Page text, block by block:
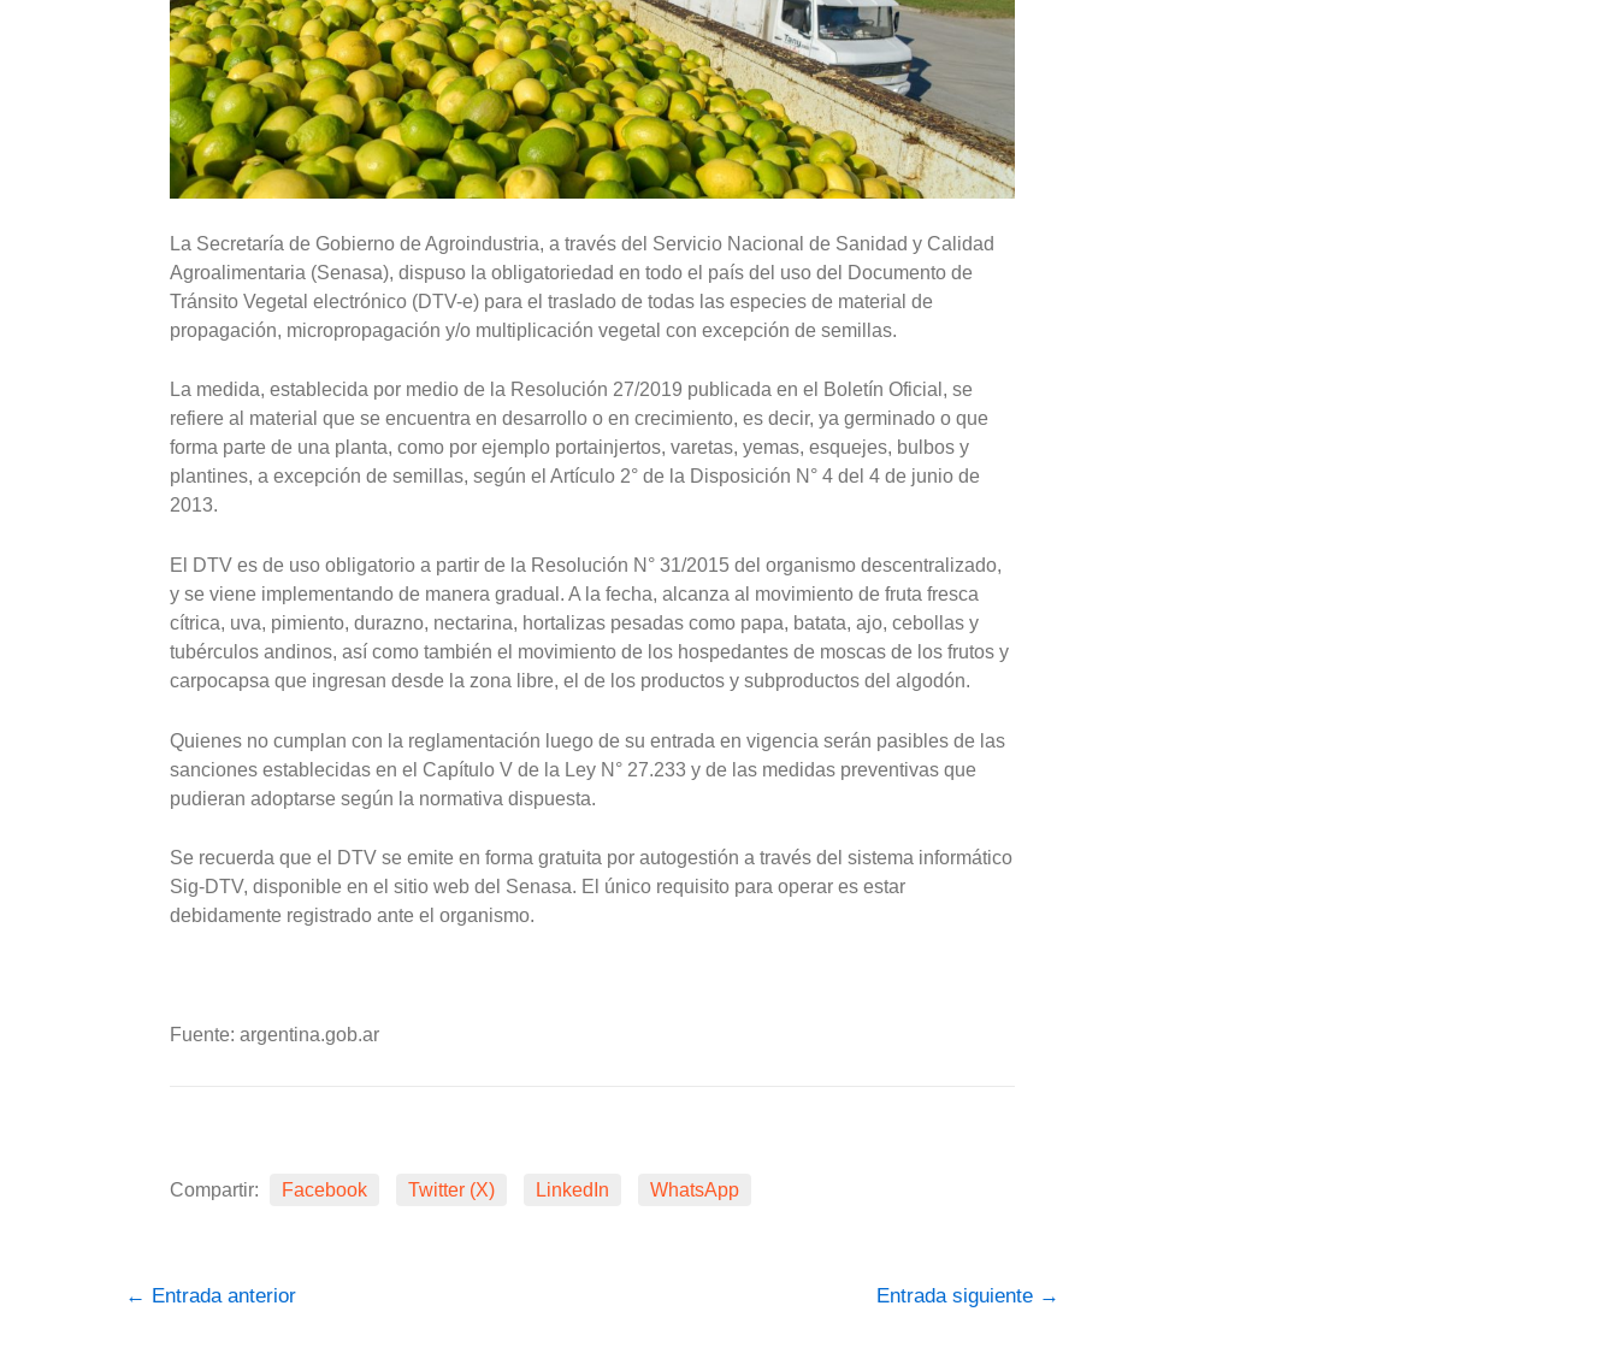
La Secretaría de Gobierno de Agroindustria, a través del Servicio Nacional de Sanidad y Calidad
Agroalimentaria (Senasa), dispuso la obligatoriedad en todo el país del uso del Documento de
Tránsito Vegetal electrónico (DTV-e) para el traslado de todas las especies de material de
propagación, micropropagación y/o multiplicación vegetal con excepción de semillas.
La medida, establecida por medio de la Resolución 27/2019 publicada en el Boletín Oficial, se
refiere al material que se encuentra en desarrollo o en crecimiento, es decir, ya germinado o que
forma parte de una planta, como por ejemplo portainjertos, varetas, yemas, esquejes, bulbos y
plantines, a excepción de semillas, según el Artículo 2° de la Disposición N° 4 del 4 de junio de
2013.
El DTV es de uso obligatorio a partir de la Resolución N° 31/2015 del organismo descentralizado,
y se viene implementando de manera gradual. A la fecha, alcanza al movimiento de fruta fresca
cítrica, uva, pimiento, durazno, nectarina, hortalizas pesadas como papa, batata, ajo, cebollas y
tubérculos andinos, así como también el movimiento de los hospedantes de moscas de los frutos y
carpocapsa que ingresan desde la zona libre, el de los productos y subproductos del algodón.
Quienes no cumplan con la reglamentación luego de su entrada en vigencia serán pasibles de las
sanciones establecidas en el Capítulo V de la Ley N° 27.233 y de las medidas preventivas que
pudieran adoptarse según la normativa dispuesta.
Se recuerda que el DTV se emite en forma gratuita por autogestión a través del sistema informático
Sig-DTV, disponible en el sitio web del Senasa. El único requisito para operar es estar
debidamente registrado ante el organismo.
Fuente: argentina.gob.ar
Compartir: Facebook Twitter (X) LinkedIn WhatsApp
← Entrada anterior Entrada siguiente →